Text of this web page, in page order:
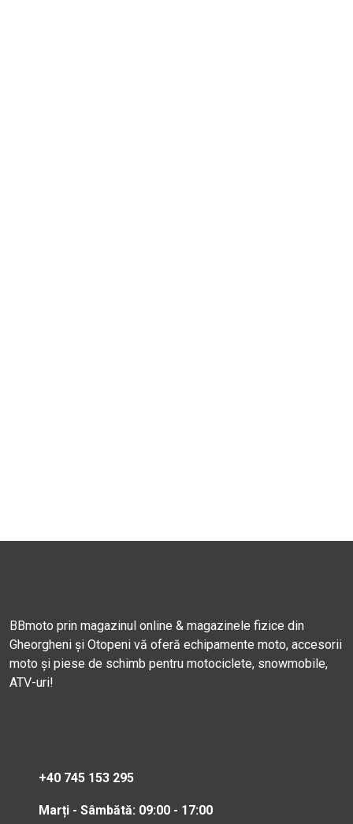
BBmoto prin magazinul online & magazinele fizice din
Gheorgheni și Otopeni vă oferă echipamente moto, accesorii
moto și piese de schimb pentru motociclete, snowmobile,
ATV-uri!
+40 745 153 295
Marți - Sâmbătă: 09:00 - 17:00